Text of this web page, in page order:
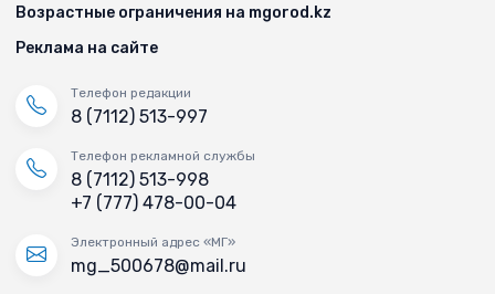
Возрастные ограничения на mgorod.kz
Реклама на сайте
Телефон редакции
8 (7112) 513-997
Телефон рекламной службы
8 (7112) 513-998
+7 (777) 478-00-04
Электронный адрес «МГ»
mg_500678@mail.ru